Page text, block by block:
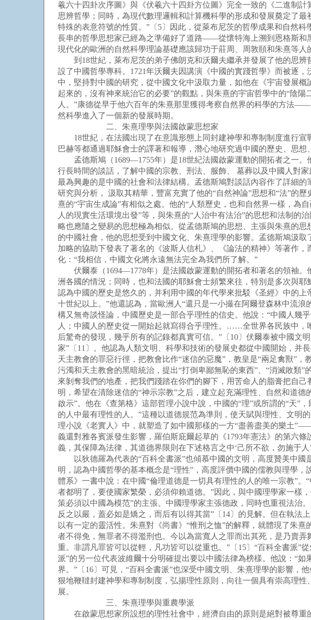
羲六十四卦次序圖》與《伏羲六十四卦方位圖》完全一致的《二進制
思辨哲學；同時，為現代數理邏輯和計算機科學的形成和發展奠定了
特殊的表意符號的性質。”〔5〕因此，從萊布尼茨的哲學成果和自然
長串的哲學思想家已經為之準備好了道路——從懷特海上溯到恩格斯
現代化的歐洲的自然科學理論基礎應該歸功于莊周、周敦頤和朱熹等人
到18世紀，萊布尼茨的弟子佛朗克和沃爾夫繼承并發展了他的思辨
設了中國哲學專科。1721年沃爾夫因講演《中國的實踐哲學》而被逐
中，堅持對中國的研究，從中國文化中汲取力量，如他在《宇宙發展
起來的，沒有神來統治它的必要”的觀點，與朱熹的宇宙哲學中的“陰
人。”康德從早于他六百年的朱熹那里獲得考察自然界的科學的方法
然科學進入了一個新的發展時期。
二、朱熹理學與法國啟蒙思想家
18世紀，在法國出現了在意識形態上同封建神學和專制制度進行宣
巴赫等都通過耶穌會士的譯著和報導，潛心地研究過中國的歷史、思
孟德斯鳩（1689—1755年）是18世紀法國啟蒙運動的開拓者之一。
行長時間的談話，了解中國的宗教、刑法、服飾、 墓葬以及中國人對
最為興趣的是中國的社會和法律結構。孟德斯鳩對談話內容作了詳細
研究與分析， 汲取其精華，豐富充實了他的“自然神論”思想和“法”的
熹的“宇宙生成論”有相似之處。他的“人類歷史，也和自然界一樣，為
人的現實生活環境出發”等，與朱熹的“人治中有法治”的思想和法制
略也應隨之變易的思想極為相似。從孟德斯鳩的思想、主張與朱熹的
的中國社會，他的思想受到中國文化、朱熹理學的影響。孟德斯鳩汲
加略的協助下發表了著名的《波斯人信札》、《論法的精神》等著作
化：“我相信，中國文化將永遠無法完全為我們所了解。”
伏爾泰（1694—1778年）是法國啟蒙運動的開拓者和著名的領袖。
洲各國的情況；同時，也和法國的耶穌會士頻繁來往，特別是多次與
認為中國的歷史是悠久的，并利用中國的年代學來批駁《圣經》中的
十世紀以上。”他還認為，當歐洲人“還只是一小撮在阿爾登森林中流
構又無奇談怪論，中國歷史是一部合乎理性的信史。他說：“中國人幾
人；中國人的歷史從一開始起就寫得合乎理性。……全世界各民族中
后驚奇的發現，幾乎所有的記錄都真實可信。”〔10〕伏爾泰被中國文
家”〔11〕。他認為人類文明、科學和技術的發展史都從中國開始，并
天主教會的罪惡行徑，把教會比作“迷信的惡魔”，教皇是“兩足禽獸”
污濁和天主教會的黑暗統治，提出“打倒卑鄙無恥的東西”、“消滅敗類
來剝奪我們的地產，把我們踐踏在你們的腳下，用苦命人的脂膏把自
明，希望在清除迷信的“神示宗教”之后，建立起充滿理性、自然和道
啟示”。他在《查第格》這部哲理小說中說，中國的“理”或所謂的“天”
的人中最有理性的人。”這種以道德規范為準則，使天賦與理性、文明
理小說《老實人》中，就塑造了如中國那樣的一方“盡善盡美的樂土
義還對雅各賓派發生影響，羅伯斯庇爾起草的《1793年憲法》的第六
義，其保障為法律，其道德界限則在下述格言之中‘己所不欲，勿施于人
以狄德羅為代表的“百科全書派”也傾慕中國的文明，高度贊美中國
明，認為中國哲學的基本概念是“理性”，高度評價中國的儒教與理學
體系》一書中說：在中國“倫理道德是一切具有理性的人的唯一宗教”
者都明了，要使國家繁榮，必須仰賴道德。”因此，與中國理學家一樣
策必須以中國為模范”的主張。中國理學家主張德政，同時也重視法治
反之以嚴，蓋必如是矯之，而后有以得其當”〔14〕的見解。但在執法
以有一定的靈活性。朱熹對《尚書》“惟刑之恤”的解釋，就體現了朱
者不得免，無罪者不得濫刑也。今以為當寬人之罪而出其死，是乃賣
重。非謂凡罪皆可以從輕，凡功皆可以從重也。”〔15〕“百科全書派”
派”的另一位代表波維爾十分明確提出要以中國法律為榜樣。他說：“
界。”〔16〕可見，“百科全書派”也深受中國文明、朱熹理學的影響，
狠地鞭韃封建神學和專制制度，弘揚理性原則，向往一個具有崇高理
展。
三、朱熹理學與重農學派
在啟蒙思想家所設想的理性社會中，經濟自由的原則是絕對被尊重